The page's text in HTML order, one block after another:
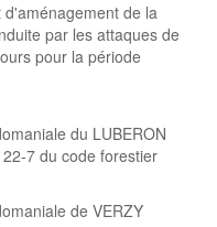
de la
par les attaques de
pour la période
du LUBERON
7 du code forestier
de VERZY